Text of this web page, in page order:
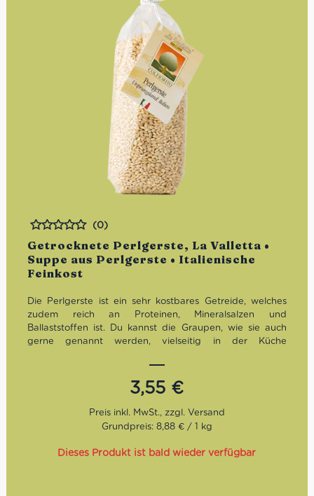
Getrocknete Perlgerste, La Valletta •
Suppe aus Perlgerste • Italienische
Feinkost
Bewertet
(0)
Die Perlgerste ist ein sehr kostbares Getreide, welches
zudem reich an Proteinen, Mineralsalzen und
Ballaststoffen ist. Du kannst die Graupen, wie sie auch
gerne genannt werden, vielseitig in der Küche
im Salat oder als leckeres Gerstenrisotto. Mit dieser
getrockneten Perlgerste gelingen Dir hochwertige und
schmackhafte Gerichte auf jeden Fall.
Ideal für Vegetarier und Veganer
Kann ganzjährig genossen werden
Sehr hochwertig und sättigend
3,55 €
Grundpreis: 8,88 € / 1 kg
Dieses Produkt ist bald wieder verfügbar